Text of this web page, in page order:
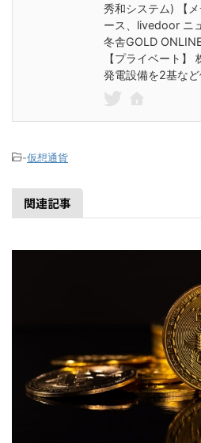
秀和システム) 【
ース、livedoor ニ
冬舎GOLD
【プライベート】
発電設備を2基な
-仮想通貨
関連記事